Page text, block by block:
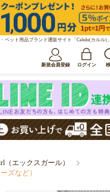
ペット用品ブランド通販サイト「Calulu(カルル)」
新規会員登録 ログイン
（エックスガール）
ズなど）